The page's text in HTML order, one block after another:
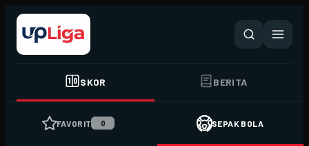
SKOR BERITA
FAVORIT 0 SEPAK BOLA